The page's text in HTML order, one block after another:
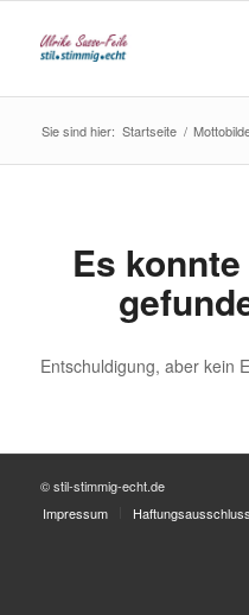
Sie sind hier: Startseite /
Es
Entschuldigung, aber kein
© stil-stimmig-echt.de
Impressum
Haftungsausschluss